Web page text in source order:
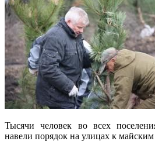
Тысячи человек во всех
навели порядок на улицах к